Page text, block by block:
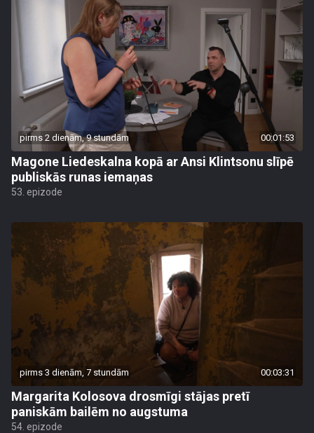
pirms 2 dienām, 9 stundām 00:01:53
Magone Liedeskalna kopā ar Ansi Klintsonu slīpē
publiskās runas iemaņas
53. epizode
pirms 3 dienām, 7 stundām 00:03:31
Margarita Kolosova drosmīgi stājas pretī
paniskām bailēm no augstuma
54. epizode